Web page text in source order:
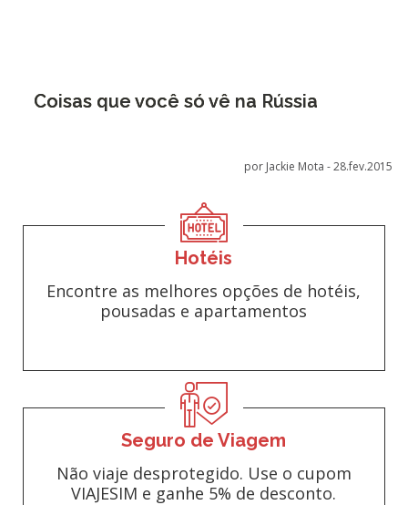
Coisas que você só vê na Rússia
por Jackie Mota -28.fev.2015
Hotéis
Encontre as melhores opções de hotéis,
pousadas e apartamentos
Seguro de Viagem
Não viaje desprotegido. Use o cupom
VIAJESIM e ganhe 5% de desconto.